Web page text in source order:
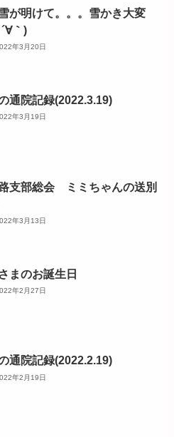
が明けて。。。雪かき大変
｀)
年3月20日
通院記録(2022.3.19)
年3月19日
支部総会 ミミちゃんの送別
年3月13日
まのお誕生日
年2月27日
通院記録(2022.2.19)
年2月19日